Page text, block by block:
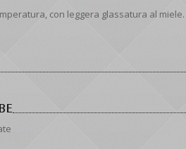
con leggera glassatura al